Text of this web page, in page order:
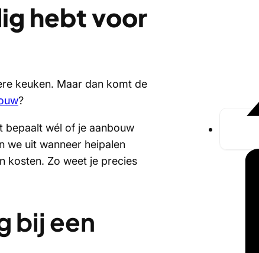
hebt voor
keuken. Maar dan komt de
?
bepaalt wél of je aanbouw
we uit wanneer heipalen
kosten. Zo weet je precies
bij een